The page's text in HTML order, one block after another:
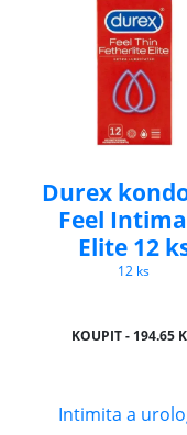
Durex
Feel
Elite 12
12 ks
KOUPIT - 194.65
Intimita a